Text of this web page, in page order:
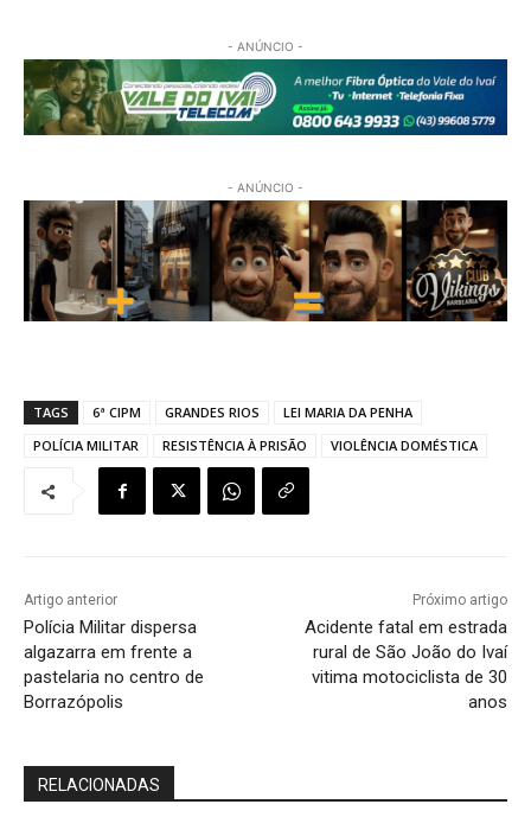
- ANÚNCIO -
- ANÚNCIO -
TAGS 6ª CIPM GRANDES RIOS
LEI MARIA DA PENHA
POLÍCIA MILITAR
RESISTÊNCIA À PRISÃO VIOLÊNCIA DOMÉSTICA
Artigo anterior
Polícia Militar dispersa
algazarra em frente a
pastelaria no centro de
Borrazópolis
Próximo artigo
Acidente fatal em estrada
rural de São João do Ivaí
vitima motociclista de 30
anos
RELACIONADAS